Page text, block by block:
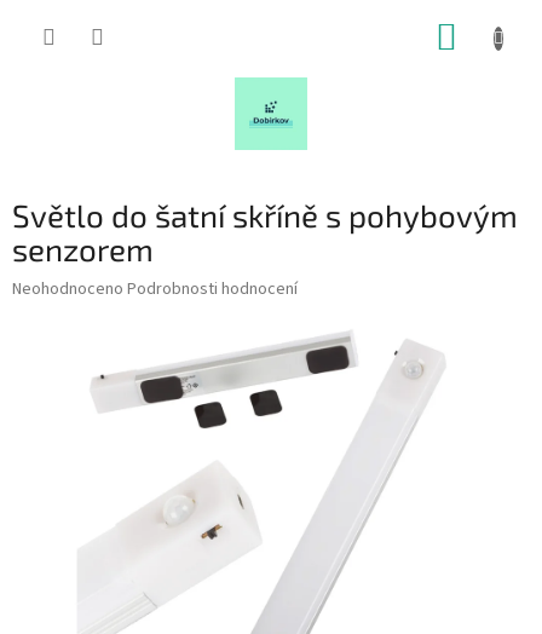
Světlo do šatní skříně s pohybovým
senzorem
Průměrné
Neohodnoceno Podrobnosti hodnocení